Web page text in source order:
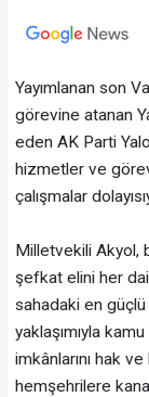
Yayımlanan son
görevine atanan
eden AK Parti
hizmetler ve
çalışmalar
Milletvekili Akyol,
şefkat elini her
sahadaki en
yaklaşımıyla
imkânlarını hak
hemşehrilere